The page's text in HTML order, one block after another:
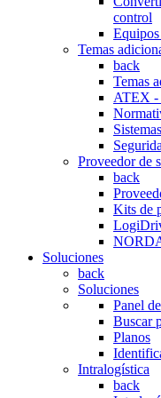
control
Equipos
Temas
back
Temas
ATEX -
Proveedor de
back
Kits de
Soluciones
back
Soluciones
Panel
Buscar
Planos
Intralogística
back